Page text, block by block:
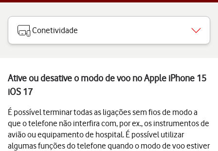
Conetividade
Ative ou desative o modo de voo no Apple iPhone 15
iOS 17
É possível terminar todas as ligações sem fios de modo a
que o telefone não interfira com, por ex., os instrumentos de
avião ou equipamento de hospital. É possível utilizar
algumas funções do telefone quando o modo de voo estiver